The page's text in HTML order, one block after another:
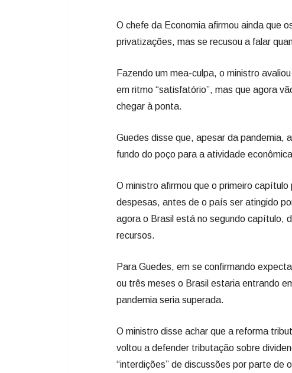
O chefe da Economia afirmou ainda que
privatizações, mas se recusou a falar
Fazendo um mea-culpa, o ministro
em ritmo “satisfatório”, mas que agora
chegar à ponta.
Guedes disse que, apesar da pandemia,
fundo do poço para a atividade
O ministro afirmou que o primeiro
despesas, antes de o país ser atingido
agora o Brasil está no segundo capítulo,
recursos.
Para Guedes, em se confirmando
ou três meses o Brasil estaria entrando
pandemia seria superada.
O ministro disse achar que a reforma
voltou a defender tributação sobre
“interdições” de discussões por parte de